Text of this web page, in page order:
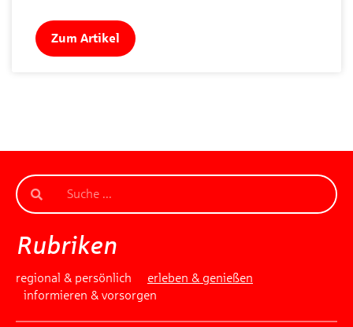
Zum Artikel
Rubriken
regional & persönlich
erleben & genießen
informieren & vorsorgen